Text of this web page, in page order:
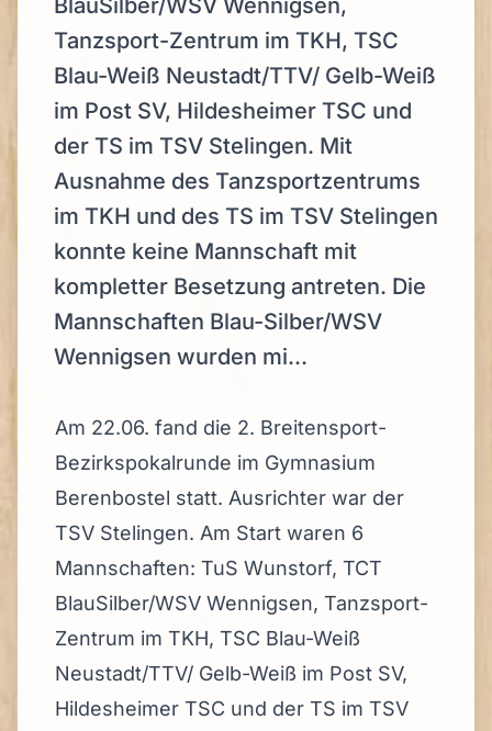
BlauSilber/WSV Wennigsen,
Tanzsport-Zentrum im TKH, TSC
Blau-Weiß Neustadt/TTV/ Gelb-Weiß
im Post SV, Hildesheimer TSC und
der TS im TSV Stelingen. Mit
Ausnahme des Tanzsportzentrums
im TKH und des TS im TSV Stelingen
konnte keine Mannschaft mit
kompletter Besetzung antreten. Die
Mannschaften Blau-Silber/WSV
Wennigsen wurden mi...
Am 22.06. fand die 2. Breitensport-
Bezirkspokalrunde im Gymnasium
Berenbostel statt. Ausrichter war der
TSV Stelingen. Am Start waren 6
Mannschaften: TuS Wunstorf, TCT
BlauSilber/WSV Wennigsen, Tanzsport-
Zentrum im TKH, TSC Blau-Weiß
Neustadt/TTV/ Gelb-Weiß im Post SV,
Hildesheimer TSC und der TS im TSV